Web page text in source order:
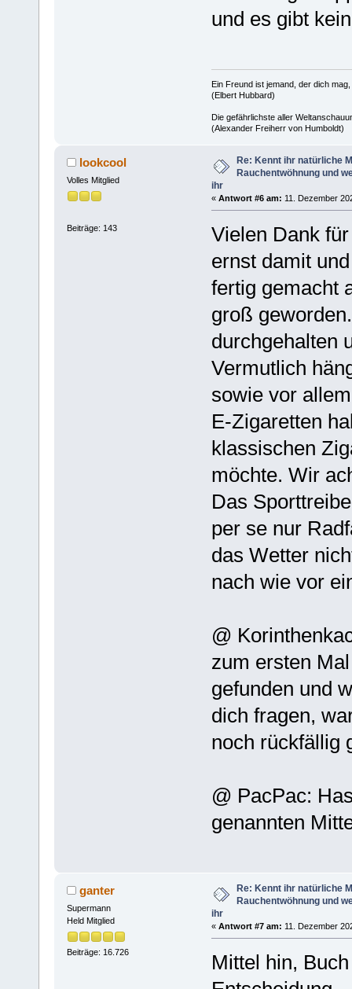
und es gibt
Ein Freund ist jemand, der dich
(Elbert Hubbard)
Die gefährlichste aller
(Alexander Freiherr von Humboldt)
lookcool
Volles Mitglied
Beiträge: 143
Re: Kennt ihr natürliche
Rauchentwöhnung und
ihr
« Antwort #6 am: 11. Dezember
Vielen Dank
ernst damit
fertig gemacht
groß
durchgehalten
Vermutlich
sowie vor
E-Zigaretten
klassischen
möchte. Wir
Das
per se nur
das Wetter
nach wie vor
@
zum ersten
gefunden und
dich fragen,
noch rückfällig
@ PacPac:
genannten
ganter
Supermann
Held Mitglied
Beiträge: 16.726
Re: Kennt ihr natürliche
Rauchentwöhnung und
ihr
« Antwort #7 am: 11. Dezember
Mittel hin,